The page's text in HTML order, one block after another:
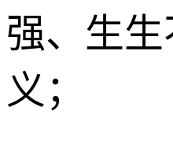
强、生
义；